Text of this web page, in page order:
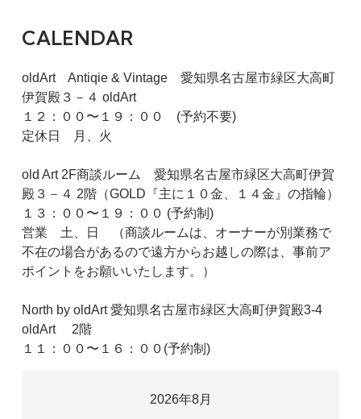
CALENDAR
oldArt Antiqie & Vintage 愛知県名古屋市緑区大高町
伊賀殿３－４ oldArt
１２：００〜１９：００ (予約不要)
定休日 月、火
old Art 2F商談ルーム 愛知県名古屋市緑区大高町伊賀
殿３－４ 2階（GOLD『主に１０金、１４金』の指輪）
１３：００〜１９：００ (予約制)
営業 土、日 （商談ルームは、オーナーが別業務で
不在の場合があるので遠方からお越しの際は、事前ア
ポイントをお願いいたします。）
North by oldArt 愛知県名古屋市緑区大高町伊賀殿3-4
oldArt 2階
１１：００〜１６：００(予約制)
2026年8月